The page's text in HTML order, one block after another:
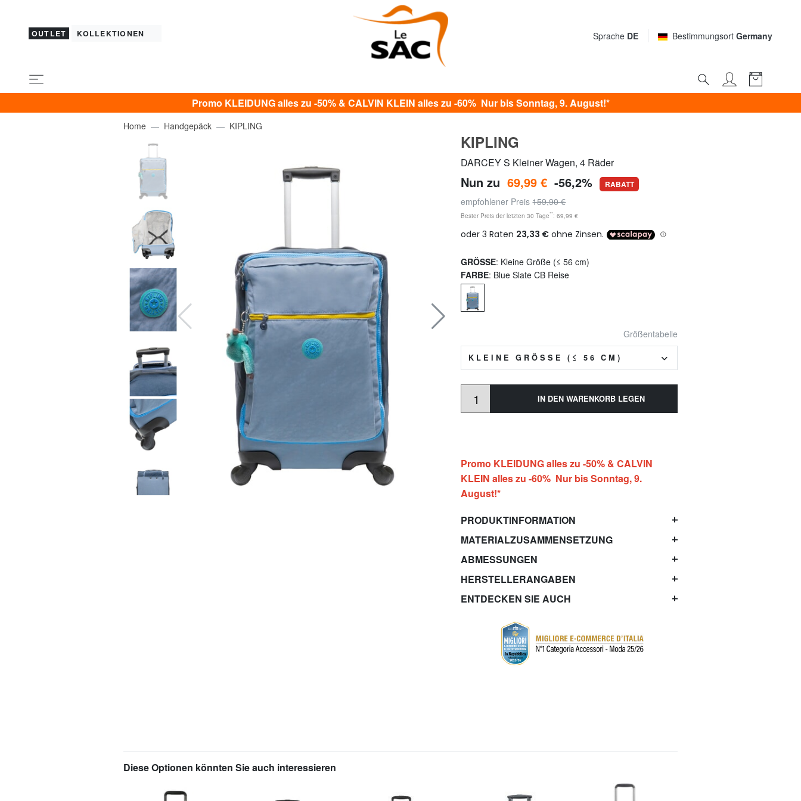
OUTLET KOLLEKTIONEN Sprache DE Bestimmungsort Germany
Promo KLEIDUNG alles zu -50% & CALVIN KLEIN alles zu -60% Nur bis Sonntag, 9. August!*
Home Handgepäck KIPLING
KIPLING
DARCEY S Kleiner Wagen, 4 Räder
Nun zu 69,99 € -56,2% RABATT
empfohlener Preis159,90 €
Bester Preis der letzten 30 Tage**: 69,99 €
GRÖSSE: Kleine Größe (≤ 56 cm)
FARBE: Blue Slate CB Reise
Größentabelle
KLEINE GRÖSSE (≤ 56 CM)
IN DEN WARENKORB LEGEN
Promo KLEIDUNG alles zu -50% & CALVIN
KLEIN alles zu -60% Nur bis Sonntag, 9.
August!*
PRODUKTINFORMATION
MATERIALZUSAMMENSETZUNG
ABMESSUNGEN
HERSTELLERANGABEN
ENTDECKEN SIE AUCH
Diese Optionen könnten Sie auch interessieren